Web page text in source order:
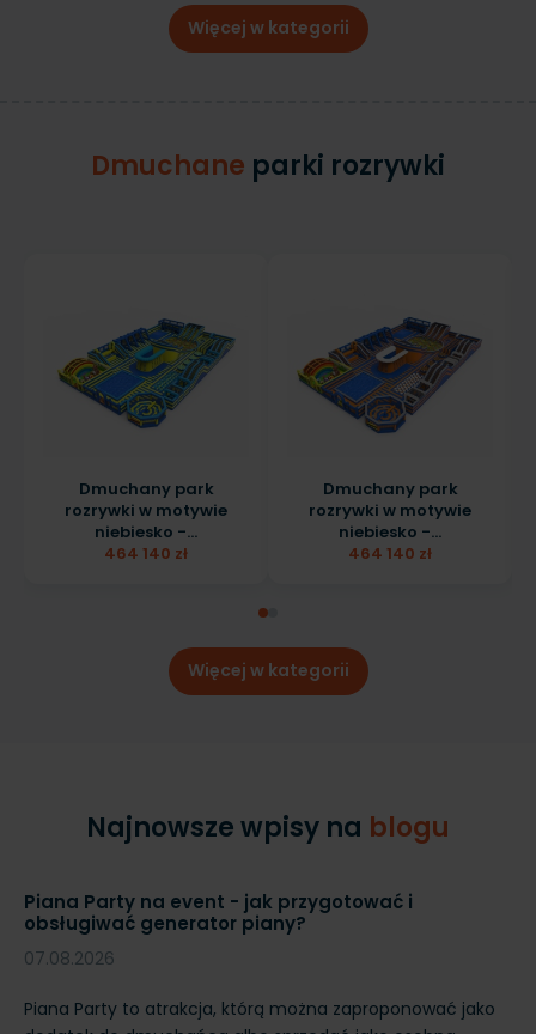
Więcej w kategorii
Dmuchane parki rozrywki
Dmuchany park
rozrywki w motywie
niebiesko -...
464 140 zł
Dmuchany park
rozrywki w motywie
niebiesko -...
464 140 zł
Więcej w kategorii
Najnowsze wpisy na blogu
Jak wysuszyć dmuchańca po deszczu? Suszenie i
przechowywanie atrakcji
06.08.2026
Mokrego dmuchańca nie należy odkładać bezpośrednio